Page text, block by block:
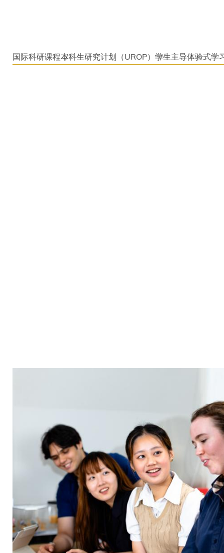
国际科研课程本科生研究计划（UROP） 学生主导体验式学